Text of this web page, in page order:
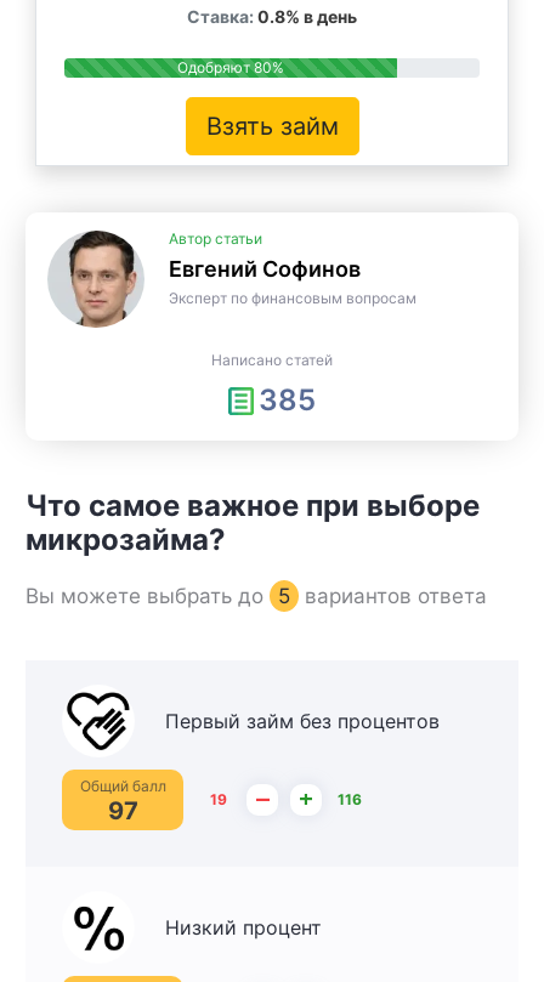
Ставка: 0.8% в день
Одобряют 80%
Взять займ
Автор статьи
Евгений Софинов
Эксперт по финансовым вопросам
Написано статей
385
Что самое важное при выборе
микрозайма?
Вы можете выбрать до 5 вариантов ответа
Первый займ без процентов
Общий балл
97 19 – + 116
Низкий процент